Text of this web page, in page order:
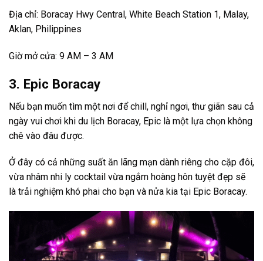
Địa chỉ: Boracay Hwy Central, White Beach Station 1, Malay,
Aklan, Philippines
Giờ mở cửa: 9 AM – 3 AM
3. Epic Boracay
Nếu bạn muốn tìm một nơi để chill, nghỉ ngơi, thư giãn sau cả
ngày vui chơi khi du lịch Boracay, Epic là một lựa chọn không
chê vào đâu được.
Ở đây có cả những suất ăn lãng mạn dành riêng cho cặp đôi,
vừa nhâm nhi ly cocktail vừa ngắm hoàng hôn tuyệt đẹp sẽ
là trải nghiệm khó phai cho bạn và nửa kia tại Epic Boracay.